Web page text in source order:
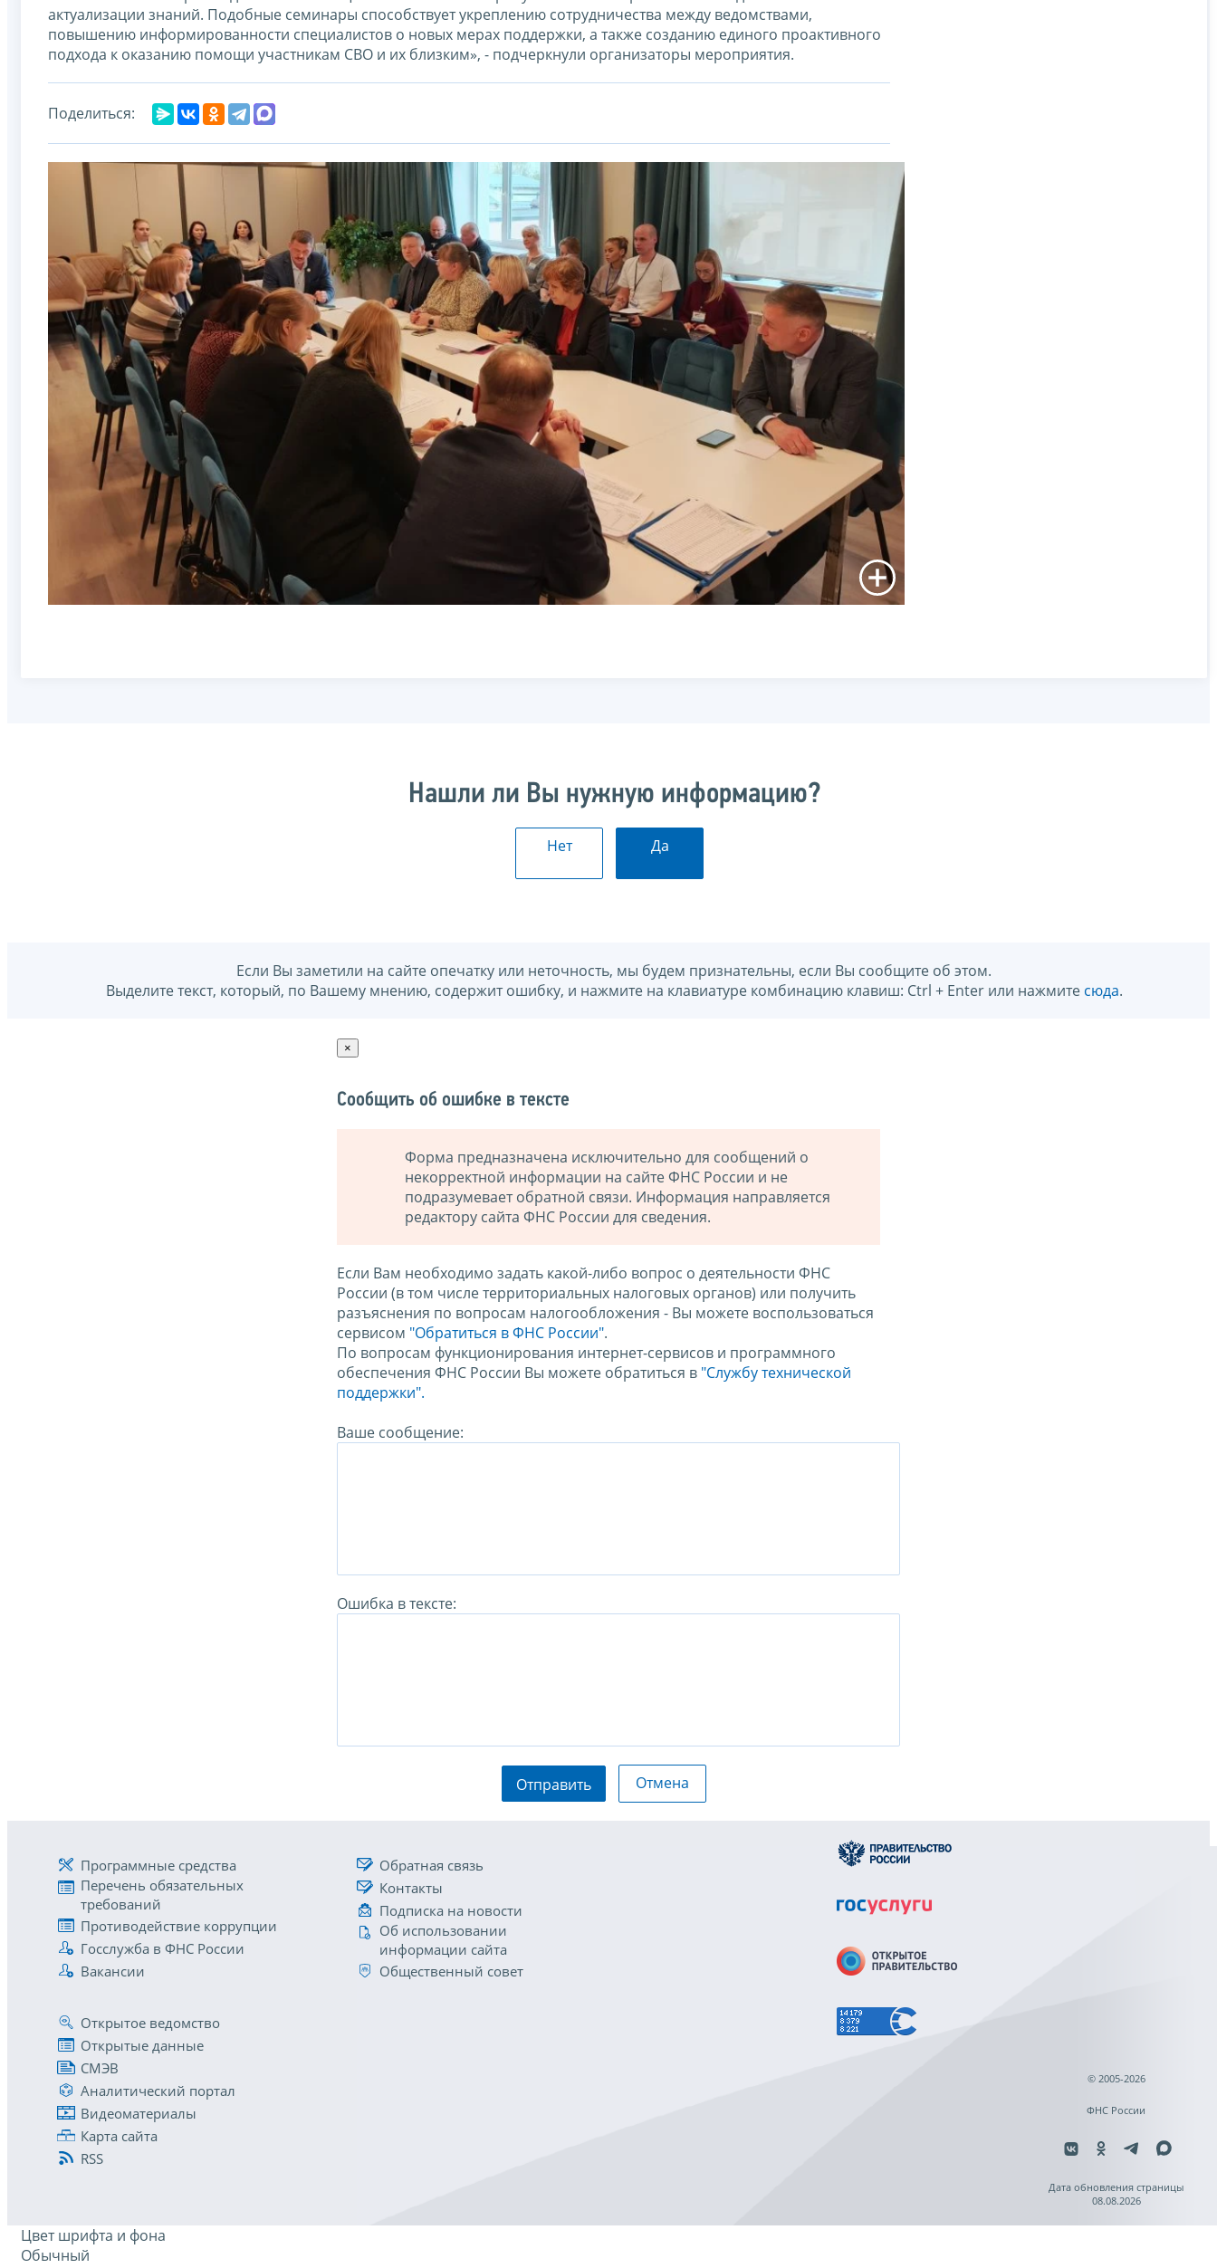
актуализации знаний. Подобные семинары способствует укреплению сотрудничества между ведомствами,
повышению информированности специалистов о новых мерах поддержки, а также созданию единого проактивного
подхода к оказанию помощи участникам СВО и их близким», - подчеркнули организаторы мероприятия.
Поделиться:
Нашли ли Вы нужную информацию?
Нет Да
Если Вы заметили на сайте опечатку или неточность, мы будем признательны, если Вы сообщите об этом.
Выделите текст, который, по Вашему мнению, содержит ошибку, и нажмите на клавиатуре комбинацию клавиш: Ctrl + Enter или нажмите сюда.
×
Сообщить об ошибке в тексте
Форма предназначена исключительно для сообщений о
некорректной информации на сайте ФНС России и не
подразумевает обратной связи. Информация направляется
редактору сайта ФНС России для сведения.
Если Вам необходимо задать какой-либо вопрос о деятельности ФНС
России (в том числе территориальных налоговых органов) или получить
разъяснения по вопросам налогообложения - Вы можете воспользоваться
сервисом "Обратиться в ФНС России".
По вопросам функционирования интернет-сервисов и программного
обеспечения ФНС России Вы можете обратиться в "Службу технической
поддержки".
Ваше сообщение:
Ошибка в тексте:
Отправить Отмена
Программные средства
Перечень обязательных
требований
Противодействие коррупции
Госслужба в ФНС России
Вакансии
Обратная связь
Контакты
Подписка на новости
Об использовании
информации сайта
Общественный совет
Открытое ведомство
Открытые данные
СМЭВ
Аналитический портал
Видеоматериалы
Карта сайта
RSS
© 2005-2026
ФНС России
Дата обновления страницы
08.08.2026
Цвет шрифта и фона
Обычный